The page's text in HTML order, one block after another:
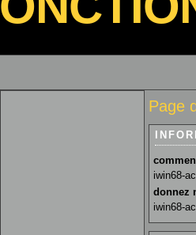
Page
iwin68-ac
donnez
iwin68-ac